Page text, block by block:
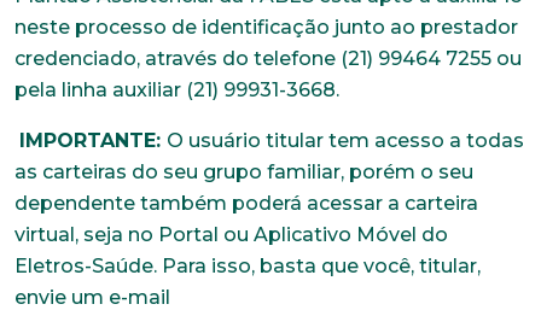
neste processo de identificação junto ao prestador
credenciado, através do telefone (21) 99464 7255 ou
pela linha auxiliar (21) 99931-3668.
IMPORTANTE: O usuário titular tem acesso a todas
as carteiras do seu grupo familiar, porém o seu
dependente também poderá acessar a carteira
virtual, seja no Portal ou Aplicativo Móvel do
Eletros-Saúde. Para isso, basta que você, titular,
envie um e-mail